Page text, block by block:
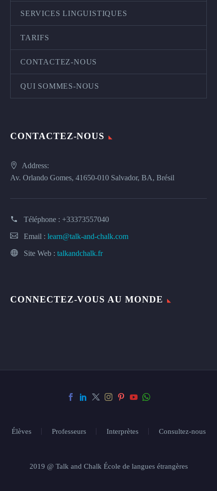
SERVICES LINGUISTIQUES
TARIFS
CONTACTEZ-NOUS
QUI SOMMES-NOUS
CONTACTEZ-NOUS
Address:
Av. Orlando Gomes, 41650-010 Salvador, BA, Brésil
Téléphone : +33373557040
Email : learn@talk-and-chalk.com
Site Web : talkandchalk.fr
CONNECTEZ-VOUS AU MONDE
Élèves Professeurs Interprètes Consultez-nous
2019 @ Talk and Chalk École de langues étrangères